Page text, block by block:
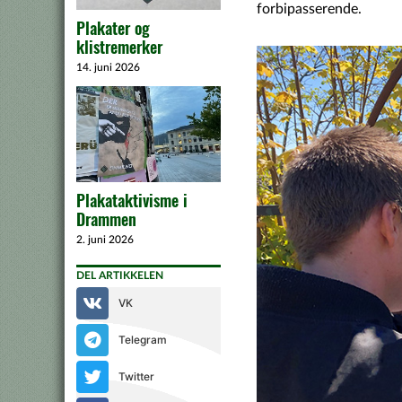
Plakater og
klistremerker
14. juni 2026
Plakataktivisme i
Drammen
2. juni 2026
DEL ARTIKKELEN
VK
Telegram
Twitter
forbipasserende.